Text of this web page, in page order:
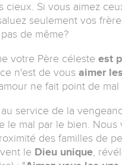
cieux. Si vous aimez
seulement vos
de même?
votre Père céleste est
n'est de vous aimer
ne fait point de
service de la
le mal par le bien.
des familles de
le Dieu unique,